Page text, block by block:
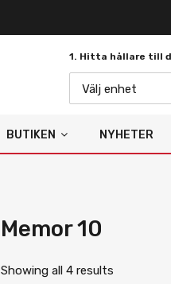
1. Hitta hållare till
Välj enhet
BUTIKEN NYHETER
Memor 10
Showing all 4 results